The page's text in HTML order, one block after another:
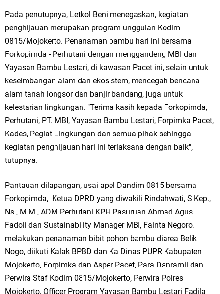
Pada penutupnya, Letkol Beni menegaskan, kegiatan
penghijauan merupakan program unggulan Kodim
0815/Mojokerto. Penanaman bambu hari ini bersama
Forkopimda - Perhutani dengan menggandeng MBI dan
Yayasan Bambu Lestari, di kawasan Pacet ini, selain untuk
keseimbangan alam dan ekosistem, mencegah bencana
alam tanah longsor dan banjir bandang, juga untuk
kelestarian lingkungan. "Terima kasih kepada Forkopimda,
Perhutani, PT. MBI, Yayasan Bambu Lestari, Forpimka Pacet,
Kades, Pegiat Lingkungan dan semua pihak sehingga
kegiatan penghijauan hari ini terlaksana dengan baik",
tutupnya.
Pantauan dilapangan, usai apel Dandim 0815 bersama
Forkopimda, Ketua DPRD yang diwakili Rindahwati, S.Kep.,
Ns., M.M., ADM Perhutani KPH Pasuruan Ahmad Agus
Fadoli dan Sustainability Manager MBI, Fainta Negoro,
melakukan penanaman bibit pohon bambu diarea Belik
Nogo, diikuti Kalak BPBD dan Ka Dinas PUPR Kabupaten
Mojokerto, Forpimka dan Asper Pacet, Para Danramil dan
Perwira Staf Kodim 0815/Mojokerto, Perwira Polres
Mojokerto, Officer Program Yayasan Bambu Lestari Fadila